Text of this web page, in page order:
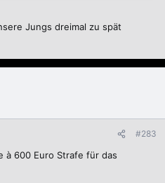
Jungs dreimal zu spät
#283
à 600 Euro Strafe für das